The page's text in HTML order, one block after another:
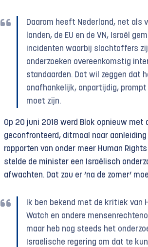
Daarom heeft Nederland, net als
landen, de EU en de VN, Israël
incidenten waarbij slachtoffers
onderzoeken overeenkomstig
standaarden. Dat wil zeggen dat
onafhankelijk, onpartijdig, prompt
moet zijn.
Op 20 juni 2018 werd Blok opnieuw met
geconfronteerd, ditmaal naar aanleiding
rapporten van onder meer Human
stelde de minister een Israëlisch
afwachten. Dat zou er ‘na de zomer’
Ik ben bekend met de kritiek van
Watch en andere
maar heb nog steeds het
Israëlische regering om dat te